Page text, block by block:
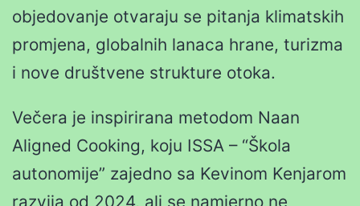
objedovanje otvaraju se pitanja klimatskih
promjena, globalnih lanaca hrane, turizma
i nove društvene strukture otoka.
Večera je inspirirana metodom Naan
Aligned Cooking, koju ISSA – “Škola
autonomije” zajedno sa Kevinom Kenjarom
razvija od 2024, ali se namjerno ne